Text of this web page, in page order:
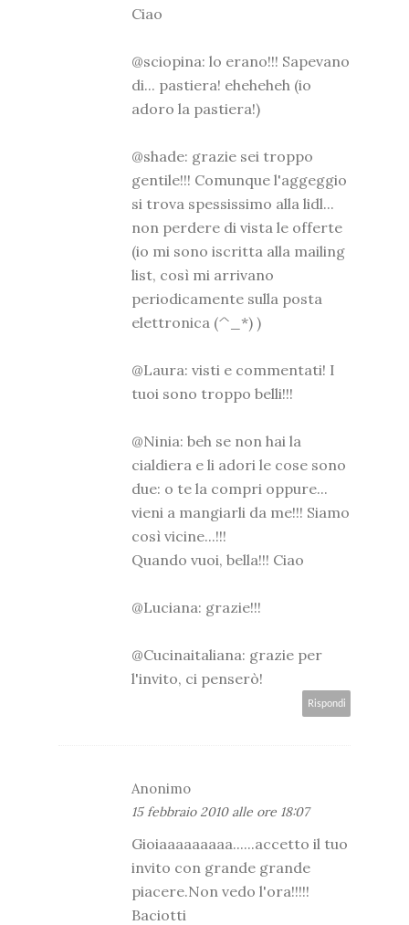
Ciao
@sciopina: lo erano!!! Sapevano
di... pastiera! eheheheh (io
adoro la pastiera!)
@shade: grazie sei troppo
gentile!!! Comunque l'aggeggio
si trova spessissimo alla lidl...
non perdere di vista le offerte
(io mi sono iscritta alla mailing
list, così mi arrivano
periodicamente sulla posta
elettronica (^_*) )
@Laura: visti e commentati! I
tuoi sono troppo belli!!!
@Ninia: beh se non hai la
cialdiera e li adori le cose sono
due: o te la compri oppure...
vieni a mangiarli da me!!! Siamo
così vicine...!!!
Quando vuoi, bella!!! Ciao
@Luciana: grazie!!!
@Cucinaitaliana: grazie per
l'invito, ci penserò!
Rispondi
Anonimo
15 febbraio 2010 alle ore 18:07
Gioiaaaaaaaaa......accetto il tuo
invito con grande grande
piacere.Non vedo l'ora!!!!!
Baciotti